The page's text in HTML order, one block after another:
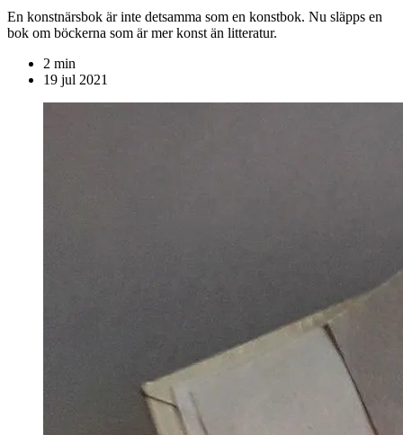
En konstnärsbok är inte detsamma som en konstbok. Nu släpps en
bok om böckerna som är mer konst än litteratur.
2 min
19 jul 2021